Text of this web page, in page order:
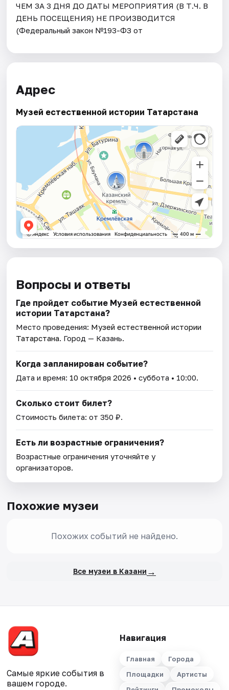
ЧЕМ ЗА 3 ДНЯ ДО ДАТЫ МЕРОПРИЯТИЯ (В Т.Ч. В
ДЕНЬ ПОСЕЩЕНИЯ) НЕ ПРОИЗВОДИТСЯ
(Федеральный закон №193-ФЗ от
Адрес
Музей естественной истории Татарстана
Вопросы и ответы
Где пройдет событие Музей естественной
истории Татарстана?
Место проведения: Музей естественной истории
Татарстана. Город — Казань.
Когда запланирован событие?
Дата и время: 10 октября 2026 • суббота • 10:00.
Сколько стоит билет?
Стоимость билета: от 350 ₽.
Есть ли возрастные ограничения?
Возрастные ограничения уточняйте у
организаторов.
Похожие музеи
Похожих событий не найдено.
Все музеи в Казани →
Самые яркие события в
вашем городе.
Навигация
Главная
Города
Площадки
Артисты